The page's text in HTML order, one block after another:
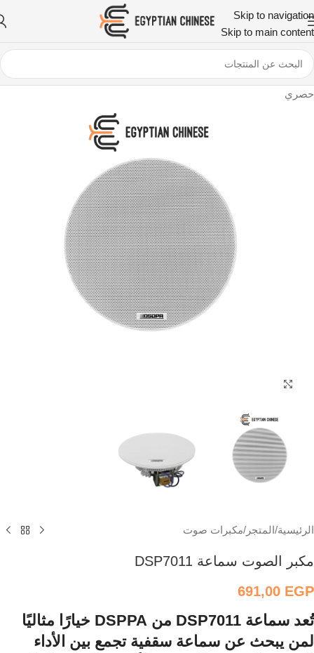
Skip to navigation
Skip to main content
حصري
الرئيسية/المتجر /مكبرات صوت
مكبر الصوت سماعة DSP7011
691,00 EGP
تُعد سماعة DSP7011
من DSPPA خيارًا مثاليًا
لمن يبحث عن سماعة سقفية تجمع بين الأداء